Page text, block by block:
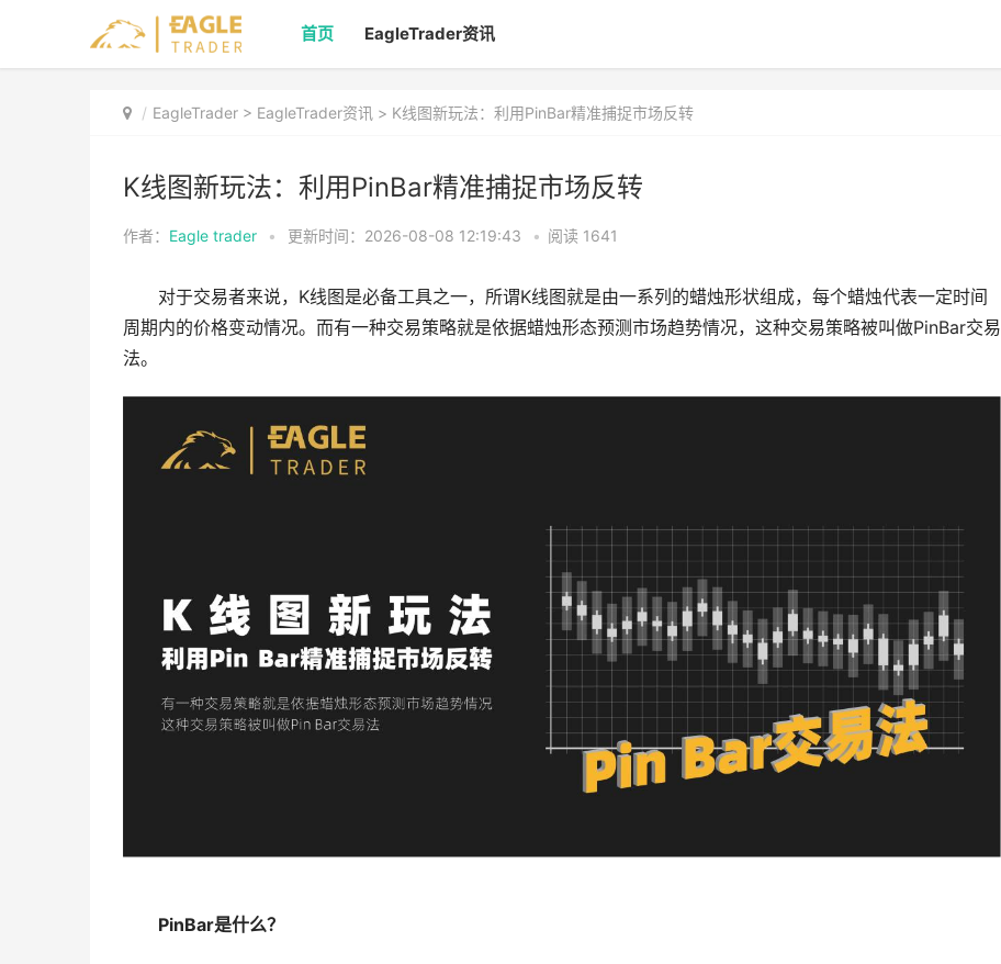
首页 EagleTrader资讯
EagleTrader > EagleTrader资讯 > K线图新玩法：利用PinBar精准捕捉市场反转
K线图新玩法：利用PinBar精准捕捉市场反转
作者： Eagle trader • 更新时间：2026-08-08 12:19:43 • 阅读 1641
对于交易者来说，K线图是必备工具之一，所谓K线图就是由一系列的蜡烛形状组成，每个蜡烛代表一定时间
周期内的价格变动情况。而有一种交易策略就是依据蜡烛形态预测市场趋势情况，这种交易策略被叫做PinBar交易
法。
PinBar是什么？